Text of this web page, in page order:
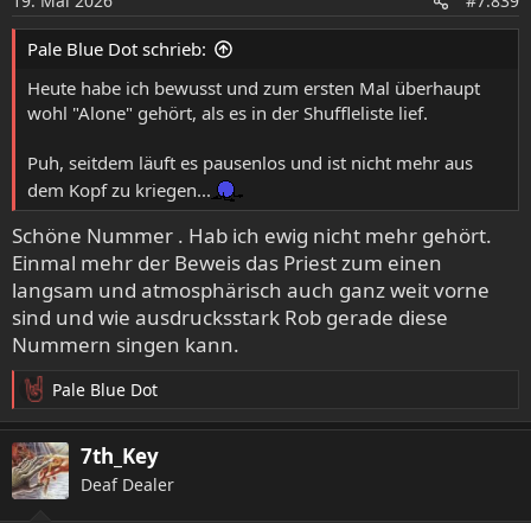
n
e
nPale Blue Dot schrieb:
Heute habe ich bewusst und zum ersten Mal überhaupt
wohl "Alone" gehört, als es in der Shuffleliste lief.
Puh, seitdem läuft es pausenlos und ist nicht mehr aus
dem Kopf zu kriegen...
Schöne Nummer . Hab ich ewig nicht mehr gehört.
Einmal mehr der Beweis das Priest zum einen
langsam und atmosphärisch auch ganz weit vorne
sind und wie ausdrucksstark Rob gerade diese
Nummern singen kann.
R
e
a
k
t
Pale Blue Dot
7th_Key
Deaf Dealer